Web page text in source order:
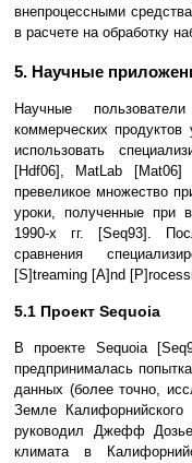
внепроцессными
в расчете на обработку
5. Научные
Научные
коммерческих
использовать
[Hdf06], MatLab
превеликое множество
уроки, полученные при
1990-х гг. [Seq93].
сравнения
[S]treaming [A]nd
5.1 Проект Sequoia
В проекте Sequoia
предпринималась
данных (более точно,
Земле Калифорнийского
руководил Джефф
климата в